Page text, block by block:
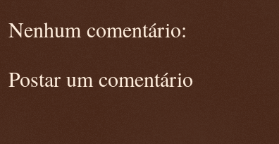
Nenhum comentário:
Postar um comentário